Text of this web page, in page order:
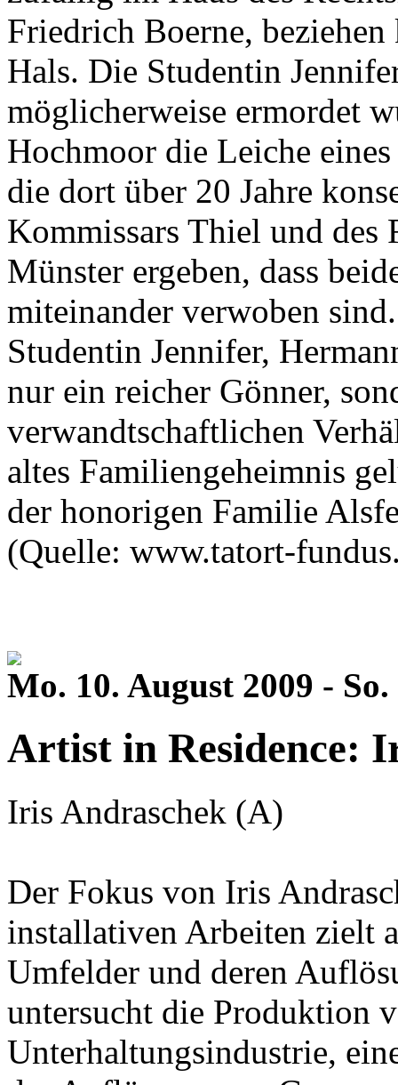
Friedrich Boerne,
Hals. Die Studentin
möglicherweise ermordet
Hochmoor die Leiche
die dort über 20 Jahre
Kommissars Thiel und des
Münster ergeben, dass
miteinander verwoben
Studentin Jennifer,
nur ein reicher Gönner,
verwandtschaftlichen
altes Familiengeheimnis
der honorigen Familie
(Quelle: www.tatort-
Mo. 10. August 2009 -
Artist in Residence:
Iris Andraschek (A)
Der Fokus von Iris
installativen Arbeiten zielt
Umfelder und deren
untersucht die Produktion
Unterhaltungsindustrie,